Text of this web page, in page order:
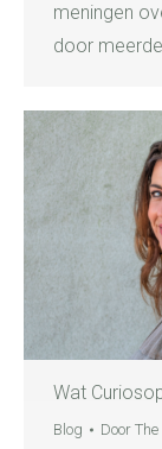
meningen
door
Wat
Blog Door